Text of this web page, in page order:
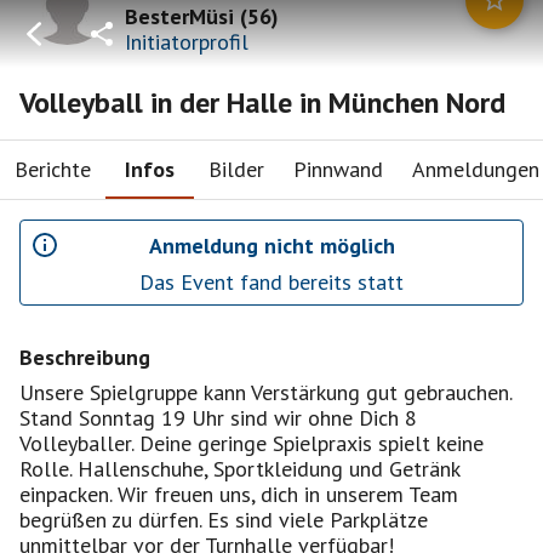
BesterMüsi(56)
Initiatorprofil
Volleyball in der Halle in München Nord
Berichte Infos Bilder Pinnwand Anmeldungen
Anmeldung nicht möglich
Das Event fand bereits statt
Beschreibung
Unsere Spielgruppe kann Verstärkung gut gebrauchen.
Stand Sonntag 19 Uhr sind wir ohne Dich 8
Volleyballer. Deine geringe Spielpraxis spielt keine
Rolle. Hallenschuhe, Sportkleidung und Getränk
einpacken. Wir freuen uns, dich in unserem Team
begrüßen zu dürfen. Es sind viele Parkplätze
unmittelbar vor der Turnhalle verfügbar!